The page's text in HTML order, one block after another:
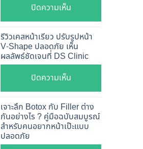
อัปเดต
วิธี
ตรวจ
สอบ
ทุก
ยี่ห้อ
แบบ
ละเอียด
ฉีด
แล้ว
ปิดความเห็นบน
ฉีด
Botox
กี่
วัน
ผล
เจาะ
ลึก
รีวิวเคสหน้าเรียว ปรับรูปหน้า
V-Shape ปลอดภัย เห็น
ผลลัพธ์ชัดเจนที่ DS Clinic
ปิดความเห็นบน
รีวิว
เคส
หน้า
เรียว
เจาะลึก Botox กับ Filler ต่าง
กันอย่างไร ? คู่มือฉบับสมบูรณ์
สำหรับคนอยากหน้าเป๊ะแบบ
ปลอดภัย